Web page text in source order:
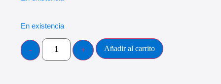
En existencia
Añadir al carrito